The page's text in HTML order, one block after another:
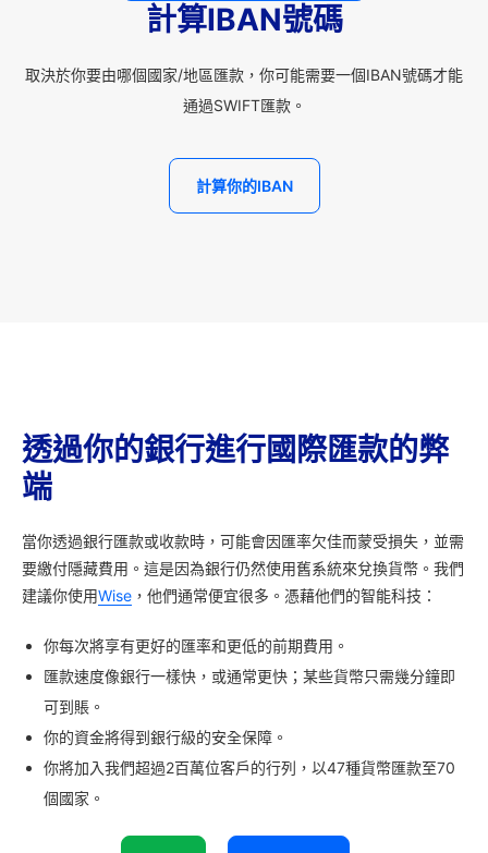
計算IBAN號碼
取決於你要由哪個國家/地區匯款，你可能需要一個IBAN號碼才能
通過SWIFT匯款。
計算你的IBAN
透過你的銀行進行國際匯款的弊
端
當你透過銀行匯款或收款時，可能會因匯率欠佳而蒙受損失，並需
要繳付隱藏費用。這是因為銀行仍然使用舊系統來兌換貨幣。我們
建議你使用Wise ，他們通常便宜很多。憑藉他們的智能科技：
你每次將享有更好的匯率和更低的前期費用。
匯款速度像銀行一樣快，或通常更快；某些貨幣只需幾分鐘即
可到賬。
你的資金將得到銀行級的安全保障。
你將加入我們超過2百萬位客戶的行列，以47種貨幣匯款至70
個國家。